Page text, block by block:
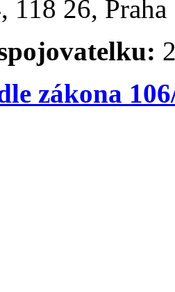
118 26,
zákona